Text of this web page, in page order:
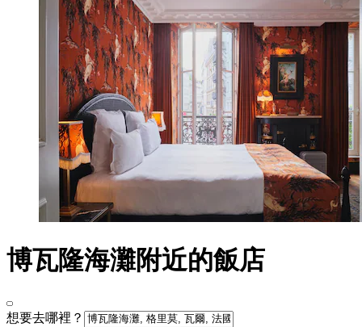
博瓦隆海灘附近的飯店
想要去哪裡？